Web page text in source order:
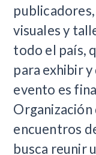
visuales y
todo el país,
para exhibir
evento es
encuentros
busca reunir